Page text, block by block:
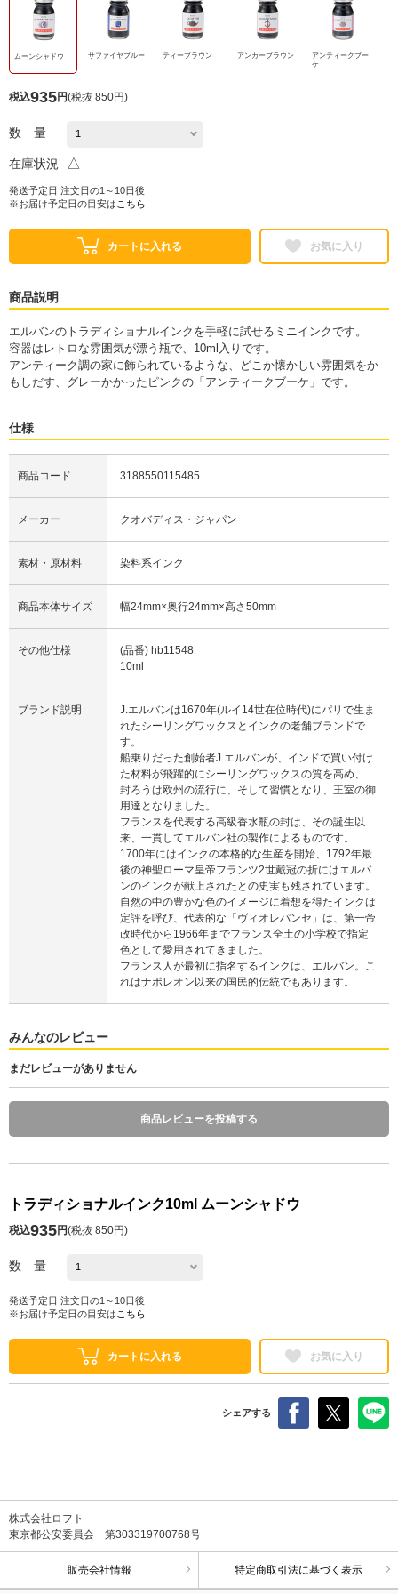
ムーンシャドウ サファイヤブルー ティーブラウン アンカーブラウン
アンティークブー
ケ
税込935円(税抜 850円)
数 量
在庫状況 △
発送予定日 注文日の1～10日後
※お届け予定日の目安は こちら
カートに入れる お気に入り
商品説明
エルバンのトラディショナルインクを手軽に試せるミニインクです。
容器はレトロな雰囲気が漂う瓶で、10ml入りです。
アンティーク調の家に飾られているような、どこか懐かしい雰囲気をか
もしだす、グレーかかったピンクの「アンティークブーケ」です。
仕様
商品コード 3188550115485
メーカー クオバディス・ジャパン
素材・原材料 染料系インク
商品本体サイズ 幅24mm×奥行24mm×高さ50mm
その他仕様
(品番) hb11548
10ml
ブランド説明
J.エルバンは1670年(ルイ14世在位時代)にパリで生ま
れたシーリングワックスとインクの老舗ブランドで
す。
船乗りだった創始者J.エルバンが、インドで買い付け
た材料が飛躍的にシーリングワックスの質を高め、
封ろうは欧州の流行に、そして習慣となり、王室の御
用達となりました。
フランスを代表する高級香水瓶の封は、その誕生以
来、一貫してエルバン社の製作によるものです。
1700年にはインクの本格的な生産を開始、1792年最
後の神聖ローマ皇帝フランツ2世戴冠の折にはエルバ
ンのインクが献上されたとの史実も残されています。
自然の中の豊かな色のイメージに着想を得たインクは
定評を呼び、代表的な「ヴィオレパンセ」は、第一帝
政時代から1966年までフランス全土の小学校で指定
色として愛用されてきました。
フランス人が最初に指名するインクは、エルバン。こ
れはナポレオン以来の国民的伝統でもあります。
みんなのレビュー
まだレビューがありません
商品レビューを投稿する
トラディショナルインク10ml ムーンシャドウ
税込935円(税抜 850円)
数 量
発送予定日 注文日の1～10日後
※お届け予定日の目安は こちら
カートに入れる お気に入り
シェアする
株式会社ロフト
東京都公安委員会 第303319700768号
販売会社情報 特定商取引法に基づく表示